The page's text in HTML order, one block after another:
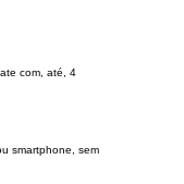
com, até, 4
smartphone, sem